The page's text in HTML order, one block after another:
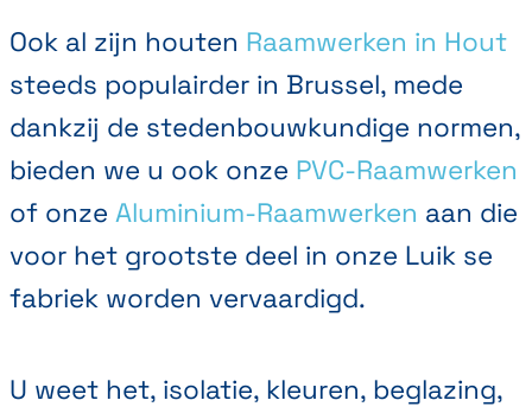
Ook al zijn houten Raamwerken in Hout
steeds populairder in Brussel, mede
dankzij de stedenbouwkundige normen,
bieden we u ook onze PVC-Raamwerken
of onze Aluminium-Raamwerken aan die
voor het grootste deel in onze Luik se
fabriek worden vervaardigd.
U weet het, isolatie, kleuren, beglazing,